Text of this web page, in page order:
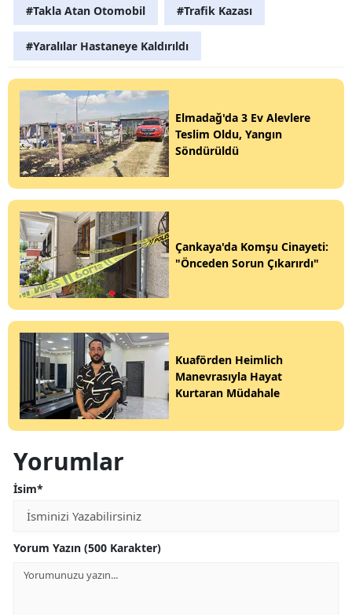
#Takla Atan Otomobil #Trafik Kazası
#Yaralılar Hastaneye Kaldırıldı
Elmadağ'da 3 Ev Alevlere
Teslim Oldu, Yangın
Söndürüldü
Çankaya'da Komşu Cinayeti:
"Önceden Sorun Çıkarırdı"
Kuaförden Heimlich
Manevrasıyla Hayat
Kurtaran Müdahale
Yorumlar
İsim*
Yorum Yazın (500 Karakter)